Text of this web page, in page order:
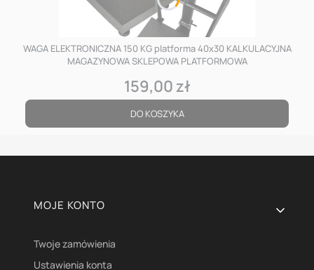
WAGA ELEKTRONICZNA 150 KG platforma 40x30 KALKULACYJNA
MAGAZYNOWA SKLEPOWA PLATFORMOWA
Cena
159,00 zł
DO KOSZYKA
Linki w stopce
MOJE KONTO
Twoje zamówienia
Ustawienia konta